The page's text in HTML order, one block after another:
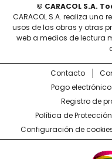
© CARACOL S.A.
CARACOL S.A. realiza una
usos de las obras y otras
web a medios de lectura
Contacto
Pago
Registro de
Política de
Configuración de